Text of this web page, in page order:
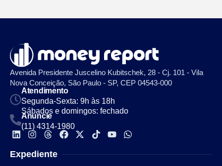
Avenida Presidente Juscelino Kubitschek, 28 - Cj. 101 - Vila
Nova Conceição, São Paulo - SP, CEP 04543-000
Atendimento
Segunda-Sexta: 9h às 18h
Sábados e domingos: fechado
Anuncie
(11) 4314-1980
Expediente